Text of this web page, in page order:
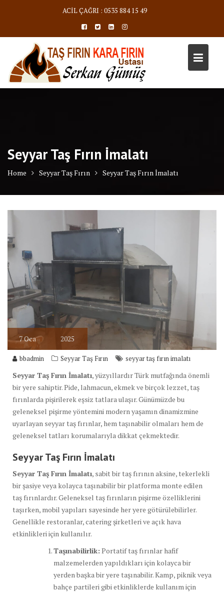
ACİL ÇAĞRI : 0535 884 15 49
Seyyar Taş Fırın İmalatı
Home Seyyar Taş Fırın Seyyar Taş Fırın İmalatı
7Oca 2025
bbadmin Seyyar Taş Fırın seyyar taş fırın imalatı
Seyyar Taş Fırın İmalatı, yüzyıllardır Türk mutfağında önemli
bir yere sahiptir. Pide, lahmacun, ekmek ve birçok lezzet, taş
fırınlarda pişirilerek eşsiz tatlara ulaşır. Günümüzde bu
geleneksel pişirme yöntemini modern yaşamın dinamizmine
uyarlayan seyyar taş fırınlar, hem taşınabilir olmaları hem de
geleneksel tatları korumalarıyla dikkat çekmektedir.
Seyyar Taş Fırın İmalatı
Seyyar Taş Fırın İmalatı, sabit bir taş fırının aksine, tekerlekli
bir şasiye veya kolayca taşınabilir bir platforma monte edilen
taş fırınlardır. Geleneksel taş fırınların pişirme özelliklerini
taşırken, mobil yapıları sayesinde her yere götürülebilirler.
Genellikle restoranlar, catering şirketleri ve açık hava
etkinlikleri için kullanılır.
Taşınabilirlik: Portatif taş fırınlar hafif
malzemelerden yapıldıkları için kolayca bir
yerden başka bir yere taşınabilir. Kamp, piknik veya
bahçe partileri gibi etkinliklerde kullanım için